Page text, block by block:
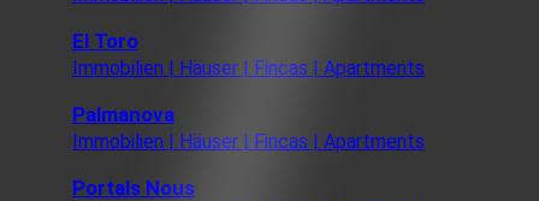
El Toro
Immobilien | Häuser | Fincas | Apartments
Palmanova
Immobilien | Häuser | Fincas | Apartments
Portals Nous